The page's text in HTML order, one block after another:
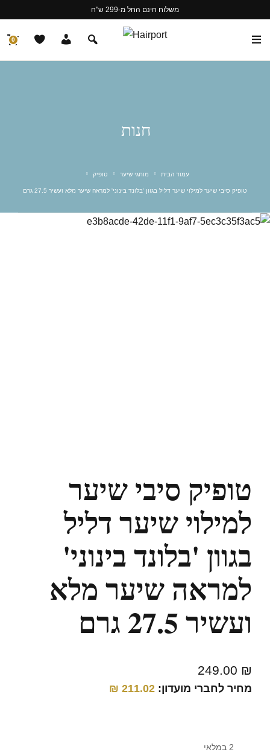
משלוח חינם החל מ-299 ש"ח
0
חנות
עמוד הבית מותגי שיער טופיק
טופיק סיבי שיער למילוי שיער דליל בגוון 'בלונד בינוני' למראה שיער מלא ועשיר 27.5 גרם
טופיק סיבי שיער
למילוי שיער דליל
בגוון 'בלונד בינוני'
למראה שיער מלא
ועשיר 27.5 גרם
249.00 ₪
מחיר לחברי מועדון: 211.02
₪
2 במלאי